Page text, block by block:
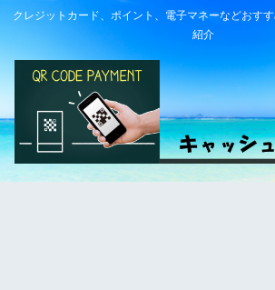
クレジットカード、ポイント、電子マネーなどおす
紹介